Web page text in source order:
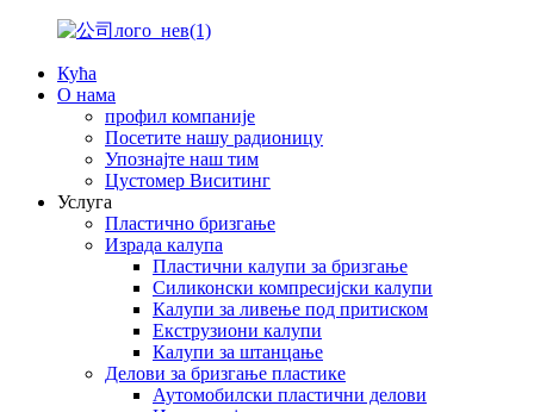
Кућа
О нама
профил компаније
Посетите нашу радионицу
Упознајте наш тим
Цустомер Виситинг
Услуга
Пластично бризгање
Израда калупа
Пластични калупи за бризгање
Силиконски компресијски калупи
Калупи за ливење под притиском
Екструзиони калупи
Калупи за штанцање
Делови за бризгање пластике
Аутомобилски пластични делови